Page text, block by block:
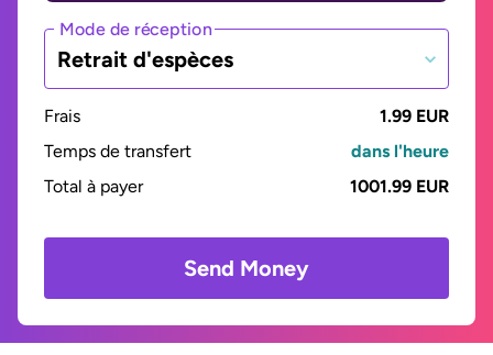
Mode de réception
Retrait d'espèces
Frais
1.99 EUR
Temps de transfert
dans l'heure
Total à payer
1001.99 EUR
Send Money